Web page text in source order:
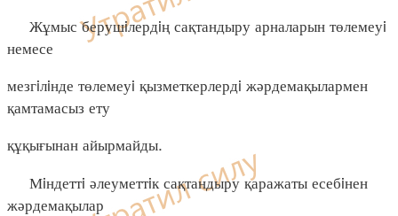
Жұмыс берушiлердiң сақтандыру арналарын төлемеуi
немесе
мезгiлiнде төлемеуi қызметкерлердi жәрдемақылармен
қамтамасыз ету
құқығынан айырмайды.
Мiндеттi әлеуметтiк сақтандыру қаражаты есебiнен
жәрдемақылар